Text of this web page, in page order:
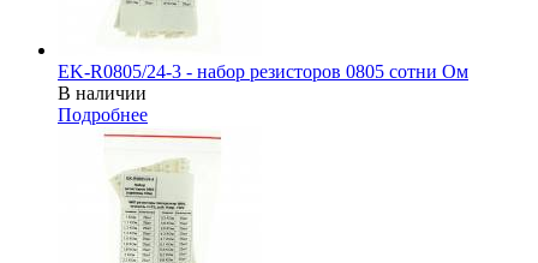
EK-R0805/24-3 - набор резисторов 0805 сотни Ом
В наличии
Подробнее